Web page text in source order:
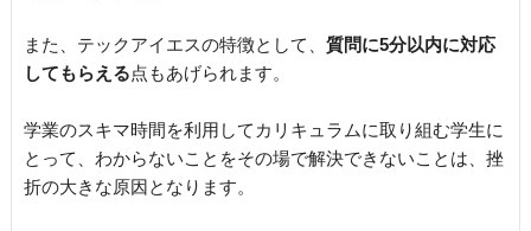
また、テックアイエスの特徴として、 質問に5分以内に対応
してもらえる点もあげられます。
学業のスキマ時間を利用してカリキュラムに取り組む学生に
とって、わからないことをその場で解決できないことは、挫
折の大きな原因となります。